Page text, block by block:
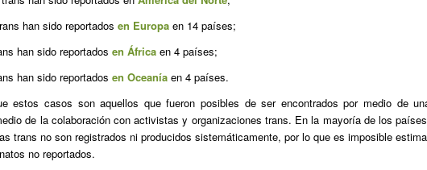
han sido reportados en Europa en 14 países;
han sido reportados en África en 4 países;
han sido reportados en Oceanía en 4 países.
estos casos son aquellos que fueron posibles de ser encontrados por medio de
de la colaboración con activistas y organizaciones trans. En la mayoría de los
trans no son registrados ni producidos sistemáticamente, por lo que es imposible
no reportados.